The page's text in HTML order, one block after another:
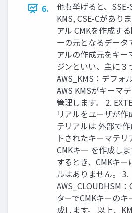
6.
他も挙げると、SSE-
KMS, CSE-Cがあり
アル CMKを作成す
ーの元となるデータ
アルの作成元をキー
ジンといい、主に３
AWS_KMS：デフォ
AWS KMSがキーマ
管理します。 2.
リアルをユーザが作
テリアルは 外部で
トされたキーマテリ
CMKキー を作成し
するとき、CMKキ
ルはありません。 3.
AWS_CLOUDHSM
ターでCMKキーの
成します。 以上、